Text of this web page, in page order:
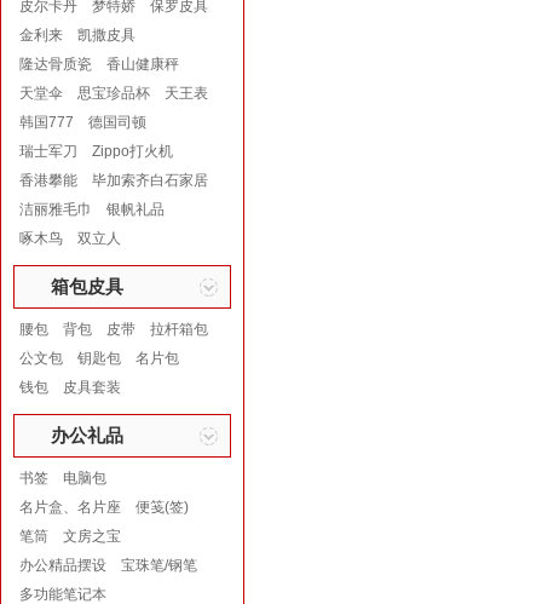
皮尔卡丹 梦特娇
保罗皮具
金利来
凯撒皮具
隆达骨质瓷
香山健康秤
天堂伞
思宝珍品杯
天王表
韩国777
德国司顿
瑞士军刀
Zippo打火机
香港攀能
毕加索齐白石家居
洁丽雅毛巾
银帆礼品
啄木鸟
双立人
箱包皮具
腰包 背包 皮带
拉杆箱包
公文包
钥匙包
名片包
钱包
皮具套装
办公礼品
书签
电脑包
名片盒、名片座
便笺(签)
笔筒
文房之宝
办公精品摆设
宝珠笔/钢笔
多功能笔记本